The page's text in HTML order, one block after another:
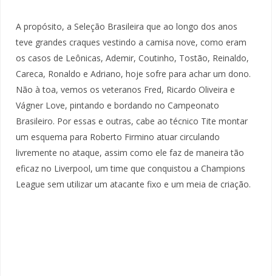
A propósito, a Seleção Brasileira que ao longo dos anos
teve grandes craques vestindo a camisa nove, como eram
os casos de Leônicas, Ademir, Coutinho, Tostão, Reinaldo,
Careca, Ronaldo e Adriano, hoje sofre para achar um dono.
Não à toa, vemos os veteranos Fred, Ricardo Oliveira e
Vágner Love, pintando e bordando no Campeonato
Brasileiro. Por essas e outras, cabe ao técnico Tite montar
um esquema para Roberto Firmino atuar circulando
livremente no ataque, assim como ele faz de maneira tão
eficaz no Liverpool, um time que conquistou a Champions
League sem utilizar um atacante fixo e um meia de criação.